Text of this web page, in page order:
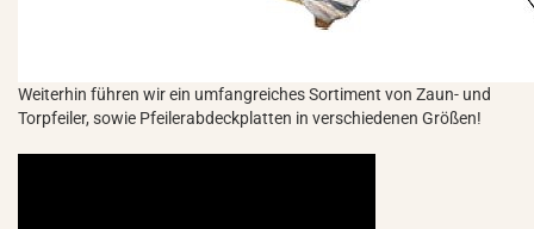
Weiterhin führen wir ein umfangreiches Sortiment von Zaun- und
Torpfeiler, sowie Pfeilerabdeckplatten in verschiedenen Größen!